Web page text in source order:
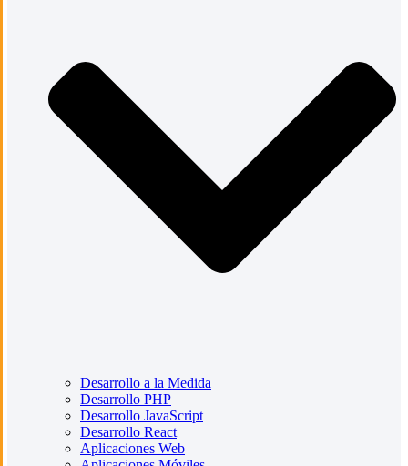
Desarrollo a la Medida
Desarrollo PHP
Desarrollo JavaScript
Desarrollo React
Aplicaciones Web